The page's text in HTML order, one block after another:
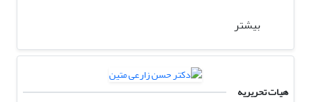
بیشتر
هیات تحریریه